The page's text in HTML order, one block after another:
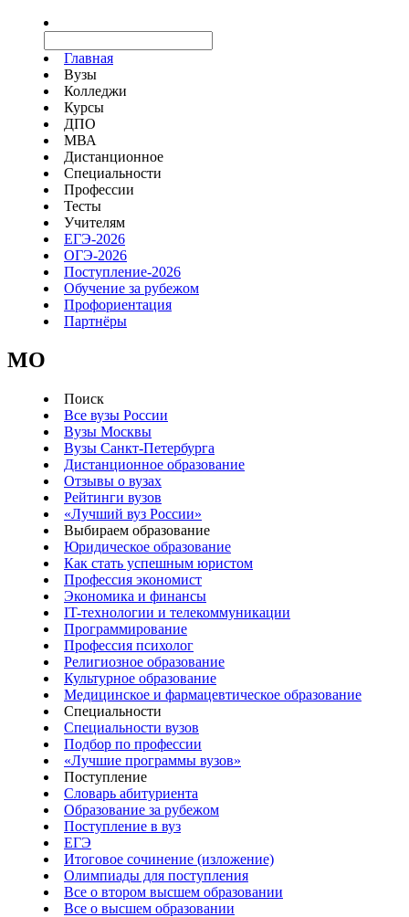
Главная
Вузы
Колледжи
Курсы
ДПО
МВА
Дистанционное
Специальности
Профессии
Тесты
Учителям
ЕГЭ-2026
ОГЭ-2026
Поступление-2026
Обучение за рубежом
Профориентация
Партнёры
MO
Поиск
Все вузы России
Вузы Москвы
Вузы Санкт-Петербурга
Дистанционное образование
Отзывы о вузах
Рейтинги вузов
«Лучший вуз России»
Выбираем образование
Юридическое образование
Как стать успешным юристом
Профессия экономист
Экономика и финансы
IT-технологии и телекоммуникации
Программирование
Профессия психолог
Религиозное образование
Культурное образование
Медицинское и фармацевтическое образование
Специальности
Специальности вузов
Подбор по профессии
«Лучшие программы вузов»
Поступление
Словарь абитуриента
Образование за рубежом
Поступление в вуз
ЕГЭ
Итоговое сочинение (изложение)
Олимпиады для поступления
Все о втором высшем образовании
Все о высшем образовании